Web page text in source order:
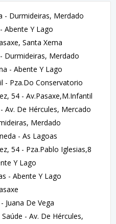
- Durmideiras, Merdado
Abente Y Lago
Santa Xema
Durmideiras, Merdado
- Abente Y Lago
- Pza.Do Conservatorio
54 - Av.Pasaxe,M.Infantil
Av. De Hércules, Mercado
Merdado
- As Lagoas
54 - Pza.Pablo Iglesias,8
Y Lago
- Abente Y Lago
De Vega
- Av. De Hércules,